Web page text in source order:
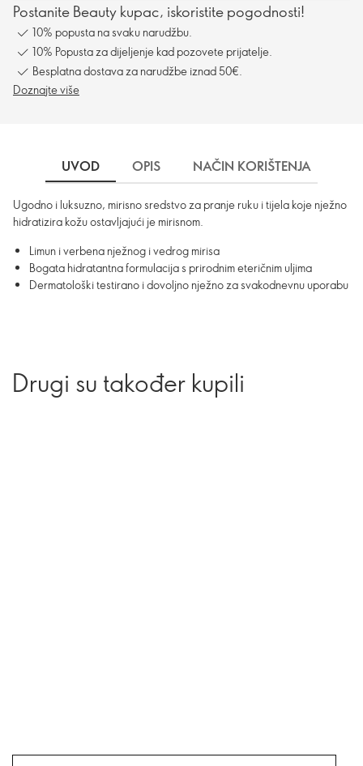
Postanite Beauty kupac, iskoristite pogodnosti!
10% popusta na svaku narudžbu.
10% Popusta za dijeljenje kad pozovete prijatelje.
Besplatna dostava za narudžbe iznad 50€.
Doznajte više
UVOD OPIS NAČIN KORIŠTENJA
Ugodno i luksuzno, mirisno sredstvo za pranje ruku i tijela koje nježno
hidratizira kožu ostavljajući je mirisnom.
Limun i verbena nježnog i vedrog mirisa
Bogata hidratantna formulacija s prirodnim eteričnim uljima
Dermatološki testirano i dovoljno nježno za svakodnevnu uporabu
Drugi su također kupili